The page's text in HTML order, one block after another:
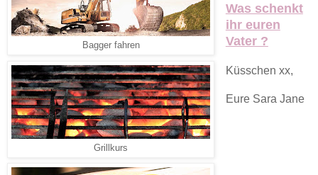
Bagger fahren
Grillkurs
Was schenkt
ihr euren
Vater ?
Küsschen xx,
Eure Sara Jane